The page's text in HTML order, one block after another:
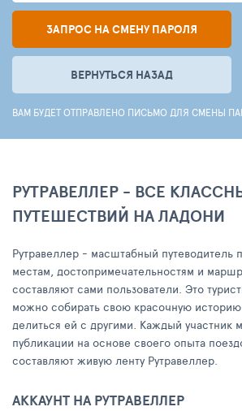
ЗАПРОС НА СМЕНУ ПАРОЛЯ
ВЕРНУТЬСЯ НАЗАД
ВАМ БУДЕТ ОТПРАВЛЕНО ПИСЬМО ДЛЯ СМЕНЫ
РУТРАВЕЛЛЕР - ВСЕ
ПУТЕШЕСТВИЙ НА ЛАДОНИ
Рутравеллер - масштабный путеводитель
местам, достопримечательностям и
составляют сами пользователи. Это
можно собирать свою красочную
делиться ей с другими. Каждый участник
публикации на основе своего опыта
составляют живую ленту Рутравеллер.
АККАУНТ НА РУТРАВЕЛЛЕР